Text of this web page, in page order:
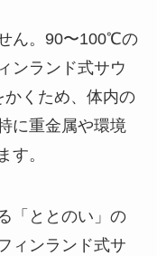
ん。90〜100℃の
ンランド式サウ
くため、体内の
に重金属や環境
す。
「ととのい」の
ィンランド式サ